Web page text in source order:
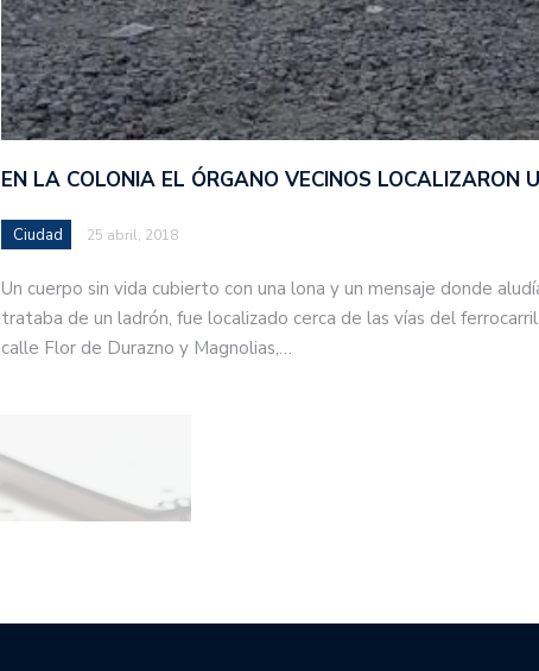
EN LA COLONIA EL ÓRGANO VECINOS LOCALIZARON
Ciudad 25 abril, 2018
Un cuerpo sin vida cubierto con una lona y un mensaje donde
trataba de un ladrón, fue localizado cerca de las vías del
calle Flor de Durazno y Magnolias,…